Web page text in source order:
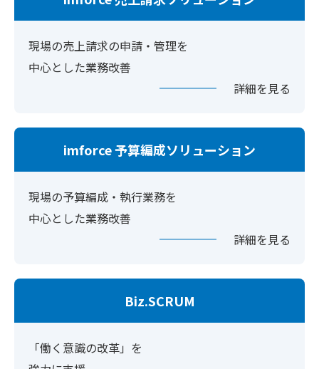
現場の売上請求の申請・管理を
中心とした業務改善
詳細を見る
imforce 予算編成ソリューション
現場の予算編成・執行業務を
中心とした業務改善
詳細を見る
Biz.SCRUM
「働く意識の改革」を